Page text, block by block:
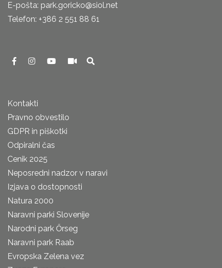
E-pošta: park.goricko@siol.net
Telefon: +386 2 551 88 61
Kontakti
Pravno obvestilo
GDPR in piškotki
Odpiralni čas
Cenik 2025
Neposredni nadzor v naravi
Izjava o dostopnosti
Natura 2000
Naravni parki Slovenije
Narodni park Őrseg
Naravni park Raab
Evropska Zelena vez